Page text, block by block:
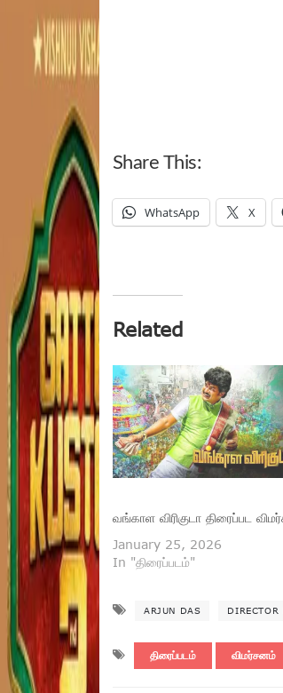
Share This:
WhatsApp X
Related
வங்காள விரிகுடா திரைப்பட
January 25, 2026
In "திரைப்படம்"
ARJUN DAS DIRECTOR
திரைப்படம் விமர்சனம்